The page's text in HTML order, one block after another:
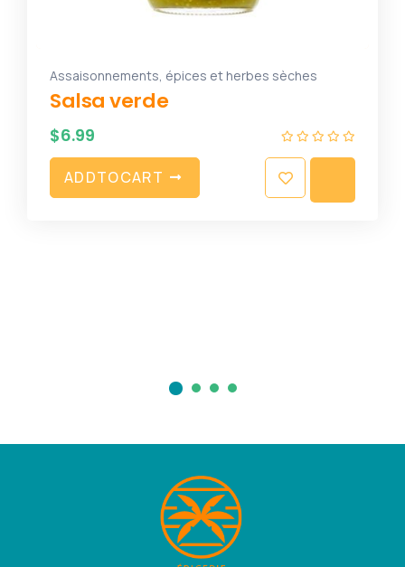
Assaisonnements, épices et herbes sèches
Salsa verde
$6.99
ADDTOCART